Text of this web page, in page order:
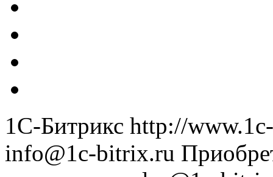
1С-Битрикс http://
info@1c-bitrix.ru